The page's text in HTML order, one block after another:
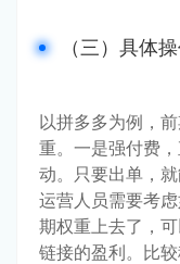
（三）具体
以拼多多为例，
重。一是强付费
动。只要出单，就
运营人员需要考
期权重上去了，
链接的盈利。比